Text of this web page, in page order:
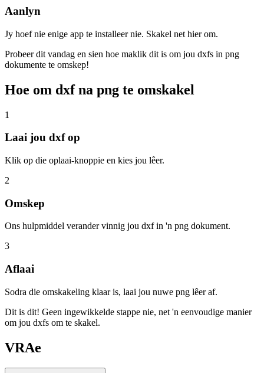
Aanlyn
Jy hoef nie enige app te installeer nie. Skakel net hier om.
Probeer dit vandag en sien hoe maklik dit is om jou dxfs in png
dokumente te omskep!
Hoe om dxf na png te omskakel
1
Laai jou dxf op
Klik op die oplaai-knoppie en kies jou lêer.
2
Omskep
Ons hulpmiddel verander vinnig jou dxf in 'n png dokument.
3
Aflaai
Sodra die omskakeling klaar is, laai jou nuwe png lêer af.
Dit is dit! Geen ingewikkelde stappe nie, net 'n eenvoudige manier
om jou dxfs om te skakel.
VRAe